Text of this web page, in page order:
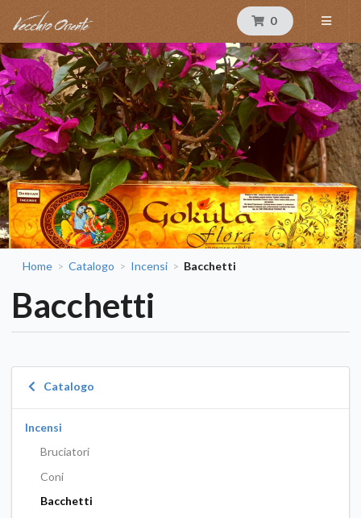
0
Home > Catalogo > Incensi > Bacchetti
Bacchetti
Catalogo
Incensi
Bruciatori
Coni
Bacchetti